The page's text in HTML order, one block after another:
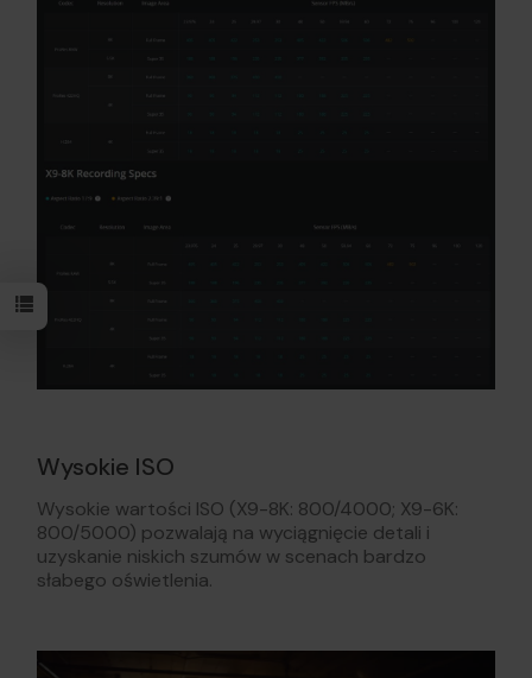
Wysokie ISO
Wysokie wartości ISO (X9-8K: 800/4000; X9-6K:
800/5000) pozwalają na wyciągnięcie detali i
uzyskanie niskich szumów w scenach bardzo
słabego oświetlenia.